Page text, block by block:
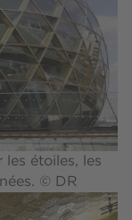
étoiles, les
© DR